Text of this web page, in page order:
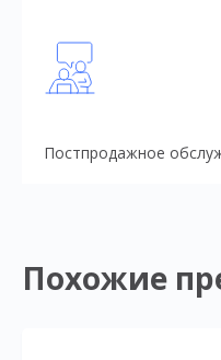
Постпродажное
Похожие